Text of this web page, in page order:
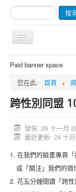
搜
尋...
搜
切
覽
首頁
關於我們
輔導服務
活動消息
台灣專區
Paid banner space
您在此:
首頁
跨性別同盟
發佈: 26 十一月
最近更新: 24 十
1. 在我們的臉書專頁「
或「關注」我們的微
2. 花五分鐘閱讀「跨